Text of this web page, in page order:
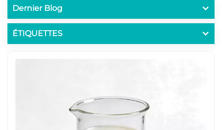
Dernier Blog
ÉTIQUETTES